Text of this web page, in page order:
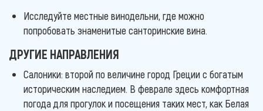
Исследуйте местные винодельни, где можно
попробовать знаменитые санторинские вина.
ДРУГИЕ НАПРАВЛЕНИЯ
Салоники: второй по величине город Греции с богатым
историческим наследием. В феврале здесь комфортная
погода для прогулок и посещения таких мест, как Белая